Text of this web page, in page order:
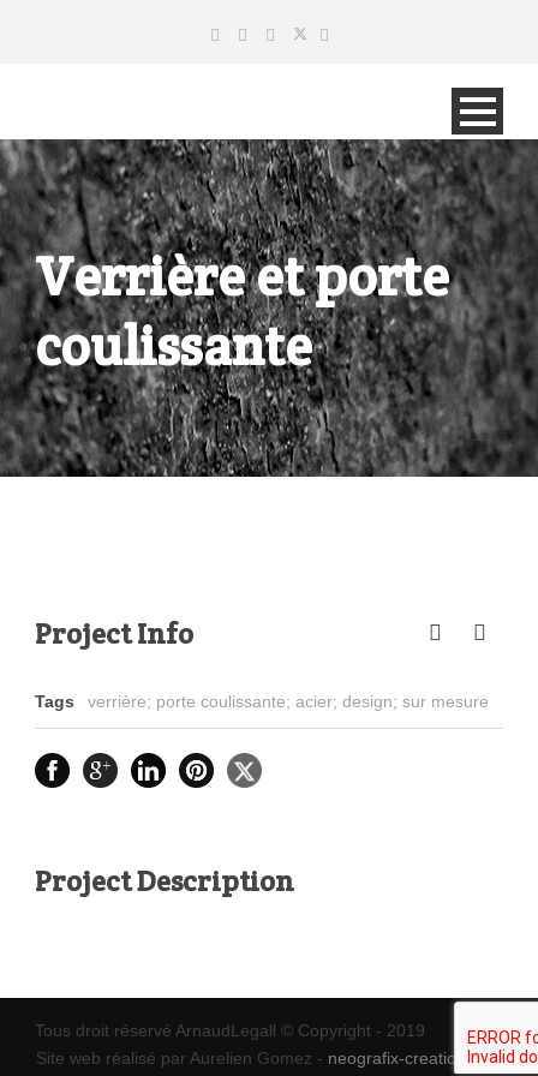
Verrière et porte
coulissante
Project Info
Tags verrière; porte coulissante; acier; design; sur mesure
Project Description
Tous droit réservé ArnaudLegall © Copyright - 2019
Site web réalisé par Aurelien Gomez - neografix-creation.com